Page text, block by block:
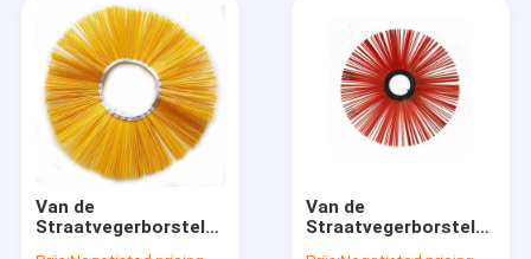
Van de
Straatvegerborstels
Van de
Straatvegerborstels